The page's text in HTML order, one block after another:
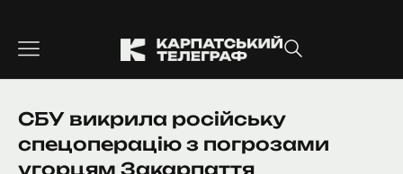
вмісту
СБУ викрила російську
спецоперацію з погрозами
угорцям Закарпаття